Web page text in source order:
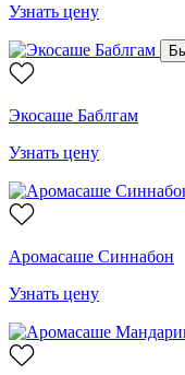
Узнать цену
Экосаше Баблгам
Узнать цену
Аромасаше Синнабон
Узнать цену